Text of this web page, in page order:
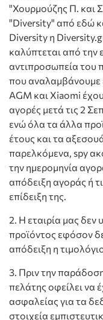
"Χουρμούζης Π. και
"Diversity" από εδώ
Diversity η
καλύπτεται από την
αντιπροσωπεία του
που αναλαμβάνουμε
AGM και Xiaomi
αγορές μετά τις 2
ενώ όλα τα άλλα
έτους και τα
παρελκόμενα, spy
την ημερομηνία
απόδειξη αγοράς ή
επίδειξη της.
2. Η εταιρία μας δεν
προϊόντος εφόσον
απόδειξη η
3. Πριν την
πελάτης οφείλει να
ασφαλείας για τα
στοιχεία